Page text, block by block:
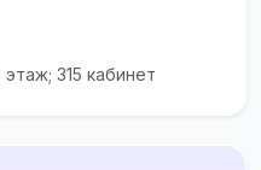
315 кабинет